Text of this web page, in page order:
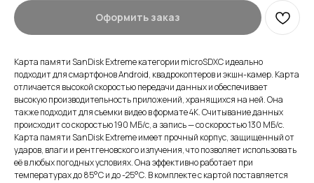
Оформить заказ
Карта памяти SanDisk Extreme категории microSDXC идеально
подходит для смартфонов Android, квадрокоптеров и экшн-камер. Карта
отличается высокой скоростью передачи данных и обеспечивает
высокую производительность приложений, хранящихся на ней. Она
также подходит для съемки видео в формате 4K. Считывание данных
происходит со скоростью 190 МБ/с, а запись — со скоростью 130 МБ/с.
Карта памяти SanDisk Extreme имеет прочный корпус, защищенный от
ударов, влаги и рентгеновского излучения, что позволяет использовать
её в любых погодных условиях. Она эффективно работает при
температурах до 85°С и до -25°С. В комплекте с картой поставляется